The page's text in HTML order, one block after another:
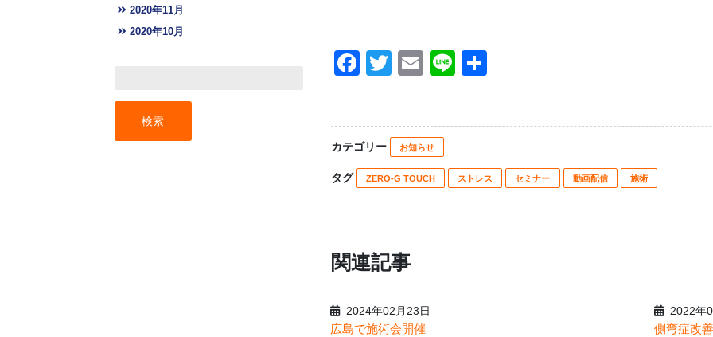
F
e
b
o
T
er
E Li 共
カテゴリー お知らせ
タグ ZERO-G TOUCH ストレス セミナー 動画配信 施術
関連記事
2024年02月23日
広島で施術会開催
2022年
側弯症改
2020年11月
2020年10月